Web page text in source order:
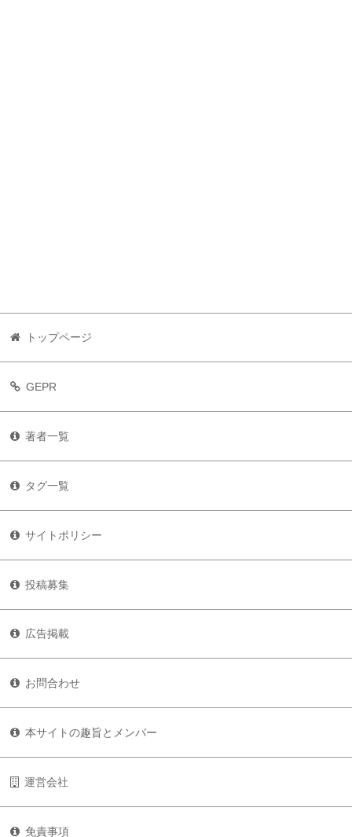
トップページ
GEPR
著者一覧
タグ一覧
サイトポリシー
投稿募集
広告掲載
お問合わせ
本サイトの趣旨とメンバー
運営会社
免責事項